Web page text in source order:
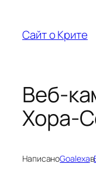
содержимому
Сайт о Крите
Веб-
Хора-
НаписаноGoalexaв